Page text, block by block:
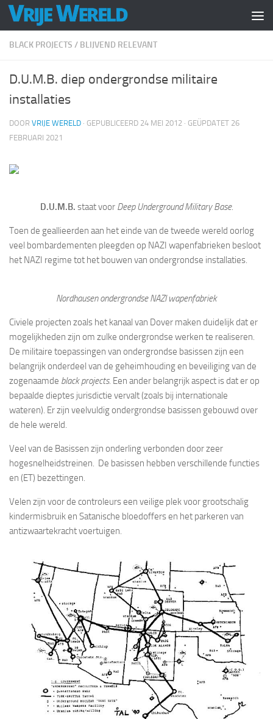
Doorgaan naar inhoud
BLACK PROJECTS / BLIJVEND RELEVANT
D.U.M.B. diep ondergrondse militaire
installaties
DOOR VRIJE WERELD · GEPUBLICEERD 24 MEI 2012 · GEÜPDATET 26
FEBRUARI 2021
D.U.M.B. staat voor Deep Underground Military Base.
Toen de geallieerden aan het einde van de tweede wereld oorlog
veel bombardementen pleegden op NAZI wapenfabrieken besloot
het NAZI regime tot het bouwen van ondergrondse installaties.
Nordhausen ondergrondse NAZI wapenfabriek
Civiele projecten zoals het kanaal van Dover maken duidelijk dat er
mogelijkheden zijn om zulke ondergrondse werken te realiseren.
De militaire toepassingen van ondergrondse basissen zijn een
belangrijk onderdeel van de geheimhouding en beveiliging van de
zogenaamde black projects. Een ander belangrijk aspect is dat er op
bepaalde dieptes jurisdictie vervalt (zoals bij internationale
wateren). Er zijn veelvuldig ondergrondse basissen gebouwd over
de hele wereld.
Veel van de Basissen zijn onderling verbonden door zeer
hogesnelheidstreinen. De basissen hebben verschillende functies
en (ET) bezettingen.
Velen zijn voor de controleurs een veilige plek voor grootschalig
kindermisbruik en Satanische bloedoffers en het parkeren van
antizwaartekracht voertuigen.